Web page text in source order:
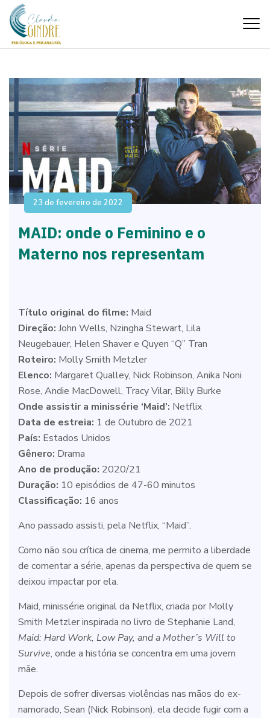
23 de fevereiro de 2022
MAID: onde o Feminino e o
Materno nos representam
Título original do filme: Maid
Direção: John Wells, Nzingha Stewart, Lila
Neugebauer, Helen Shaver e Quyen “Q” Tran
Roteiro: Molly Smith Metzler
Elenco: Margaret Qualley, Nick Robinson, Anika Noni
Rose, Andie MacDowell, Tracy Vilar, Billy Burke
Onde assistir a minissérie ‘Maid’: Netflix
Data de estreia: 1 de Outubro de 2021
País: Estados Unidos
Gênero: Drama
Ano de produção: 2020/21
Duração: 10 episódios de 47-60 minutos
Classificação: 16 anos
Ano passado assisti, pela Netflix, “Maid”.
Como não sou crítica de cinema, me permito a liberdade
de comentar a série, apenas da perspectiva de quem se
deixou impactar por ela.
Maid, minissérie original da Netflix, criada por Molly
Smith Metzler inspirada no livro de Stephanie Land,
Maid: Hard Work, Low Pay, and a Mother’s Will to
Survive, onde a história se concentra em uma jovem
mãe.
Depois de sofrer diversas violências nas mãos do ex-
namorado, Sean (Nick Robinson), ela decide fugir com a